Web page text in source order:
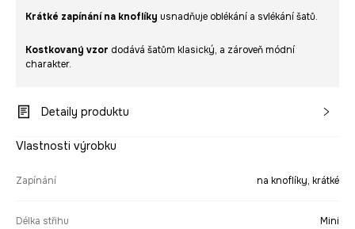
Krátké zapínání na knoflíky usnadňuje oblékání a svlékání šatů.
Kostkovaný vzor dodává šatům klasický, a zároveň módní
charakter.
Detaily produktu
Vlastnosti výrobku
Zapínání na knoflíky, krátké
Délka střihu Mini